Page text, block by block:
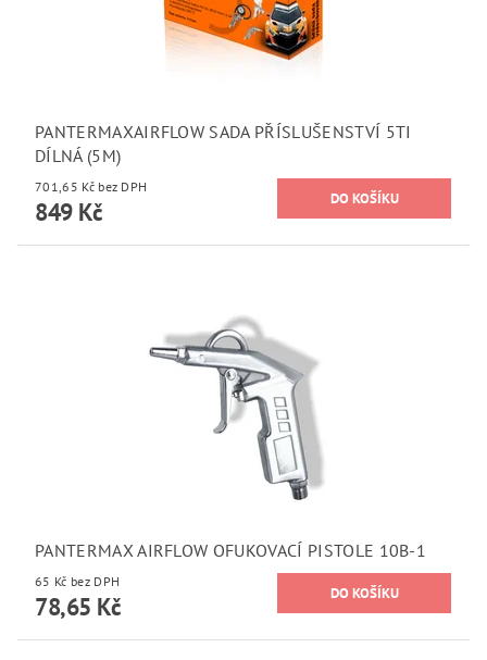
PANTERMAXAIRFLOW SADA PŘÍSLUŠENSTVÍ 5TI
DÍLNÁ (5M)
701,65 Kč bez DPH
849 Kč
PANTERMAX AIRFLOW OFUKOVACÍ PISTOLE 10B-1
65 Kč bez DPH
78,65 Kč